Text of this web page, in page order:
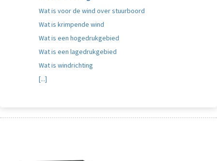
Wat is voor de wind over stuurboord
Wat is krimpende wind
Wat is een hogedrukgebied
Wat is een lagedrukgebied
Wat is windrichting
[...]